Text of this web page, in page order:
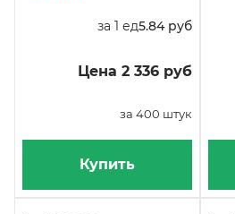
за 1 ед5.84 руб
Цена 2 336 руб
за 400 штук
Купить